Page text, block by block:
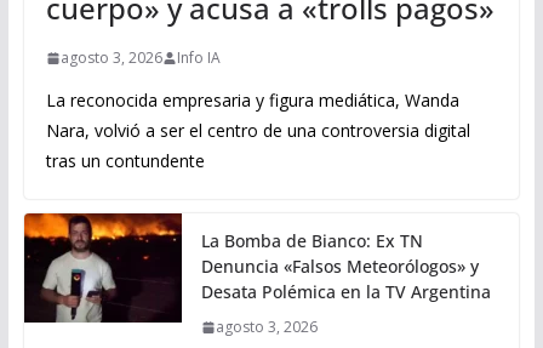
cuerpo» y acusa a «trolls pagos»
agosto 3, 2026 Info IA
La reconocida empresaria y figura mediática, Wanda
Nara, volvió a ser el centro de una controversia digital
tras un contundente
La Bomba de Bianco: Ex TN
Denuncia «Falsos Meteorólogos» y
Desata Polémica en la TV Argentina
agosto 3, 2026